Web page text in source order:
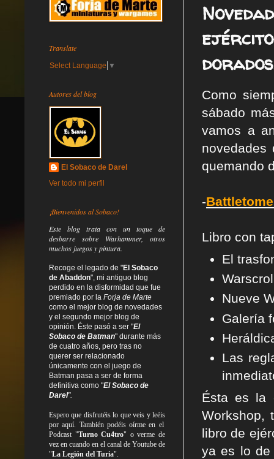
Como
sábado
vamos a
quemando
-
Libro con
El
Nueve
Galería
Las
Ésta es la
Workshop,
libro de
ya es lo de
Translate
Select Language ▼
Autores del blog
El Sobaco de Darel
Ver todo mi perfil
¡Bienvenidos al Sobaco!
Este blog trata con un toque de
desbarre sobre Warhammer, otros
muchos juegos y pintura.
Recoge el legado de "El Sobaco
de Abaddon", mi antiguo blog
perdido en la disformidad que fue
premiado por la Forja de Marte
como el mejor blog de novedades
y el segundo mejor blog de
opinión. Éste pasó a ser "El
Sobaco de Batman" durante más
de cuatro años, pero tras no
querer ser relacionado
únicamente con el juego de
Batman pasa a ser de forma
definitiva como "El Sobaco de
Darel".
Espero que disfrutéis lo queveis yleéis
por aquí. También podéis oírme en el
Podcast "Turno Cu4tro" o verme de
vez en cuando en el canal de Youtube de
"La Legión del Turia".